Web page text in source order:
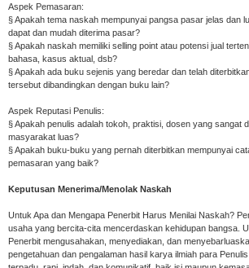
Aspek Pemasaran:
§ Apakah tema naskah mempunyai pangsa pasar jelas dan
dapat dan mudah diterima pasar?
§ Apakah naskah memiliki selling point atau potensi jual
bahasa, kasus aktual, dsb?
§ Apakah ada buku sejenis yang beredar dan telah
tersebut dibandingkan dengan buku lain?
Aspek Reputasi Penulis:
§ Apakah penulis adalah tokoh, praktisi, dosen yang sangat
masyarakat luas?
§ Apakah buku-buku yang pernah diterbitkan mempunyai
pemasaran yang baik?
Keputusan Menerima/Menolak Naskah
Untuk Apa dan Mengapa Penerbit Harus Menilai Naskah?
usaha yang bercita-cita mencerdaskan kehidupan bangsa.
Penerbit mengusahakan, menyediakan, dan
pengetahuan dan pengalaman hasil karya ilmiah para